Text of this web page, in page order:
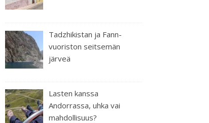
Tadzhikistan ja Fann-
vuoriston seitsemän
järveä
Lasten kanssa
Andorrassa, uhka vai
mahdollisuus?